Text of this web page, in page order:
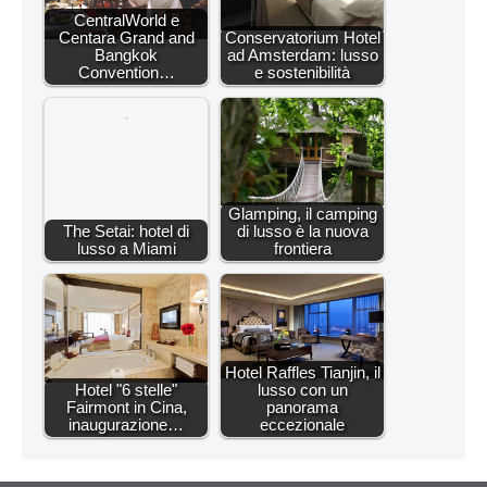
CentralWorld e
Centara Grand and
Bangkok
Convention…
Conservatorium Hotel
ad Amsterdam: lusso
e sostenibilità
The Setai: hotel di
lusso a Miami
Glamping, il camping
di lusso è la nuova
frontiera
Hotel "6 stelle"
Fairmont in Cina,
inaugurazione…
Hotel Raffles Tianjin, il
lusso con un
panorama
eccezionale